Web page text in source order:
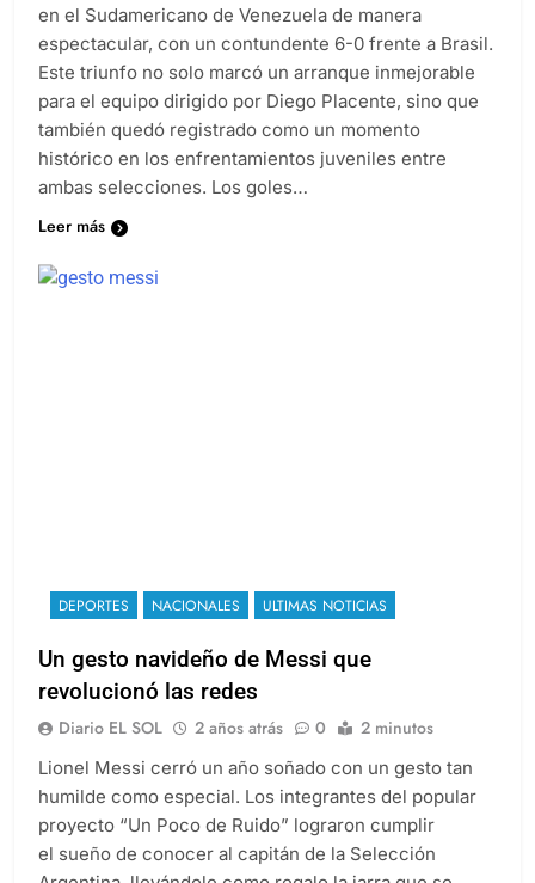
en el Sudamericano de Venezuela de manera
espectacular, con un contundente 6-0 frente a Brasil.
Este triunfo no solo marcó un arranque inmejorable
para el equipo dirigido por Diego Placente, sino que
también quedó registrado como un momento
histórico en los enfrentamientos juveniles entre
ambas selecciones. Los goles…
Leer más
DEPORTES NACIONALES ULTIMAS NOTICIAS
Un gesto navideño de Messi que
revolucionó las redes
Diario EL SOL 2 años atrás 0 2 minutos
Lionel Messi cerró un año soñado con un gesto tan
humilde como especial. Los integrantes del popular
proyecto “Un Poco de Ruido” lograron cumplir
el sueño de conocer al capitán de la Selección